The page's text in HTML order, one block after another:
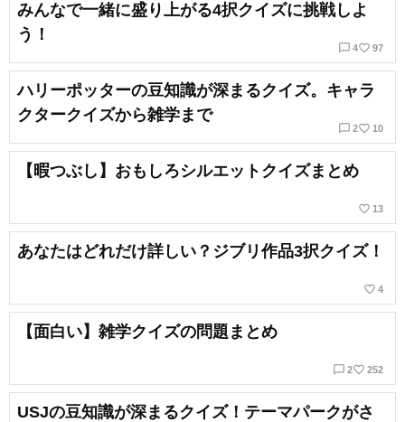
みんなで一緒に盛り上がる4択クイズに挑戦しよ
う！
chat_bubble_outline 4favorite_border 97
ハリーポッターの豆知識が深まるクイズ。キャラ
クタークイズから雑学まで
chat_bubble_outline 2favorite_border 10
【暇つぶし】おもしろシルエットクイズまとめ
favorite_border 13
あなたはどれだけ詳しい？ジブリ作品3択クイズ！
favorite_border 4
【面白い】雑学クイズの問題まとめ
chat_bubble_outline 2favorite_border 252
USJの豆知識が深まるクイズ！テーマパークがさ